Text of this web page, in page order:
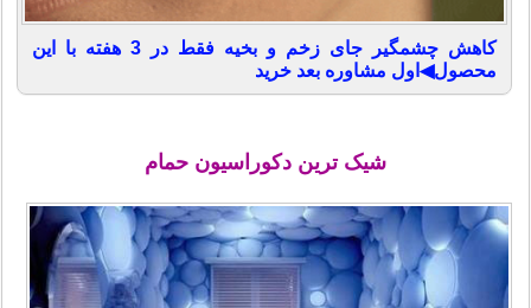
کاهش چشمگیر جای زخم و بخیه فقط در 3 هفته با این
محصول◀اول مشاوره بعد خرید
شیک ترین دکوراسیون حمام